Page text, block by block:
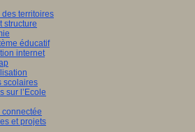
des territoires
structure
éducatif
internet
scolaires
sur l’Ecole
connectée
et projets